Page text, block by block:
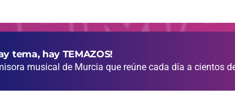
tema, hay TEMAZOS!
musical de Murcia que reúne cada día a cientos